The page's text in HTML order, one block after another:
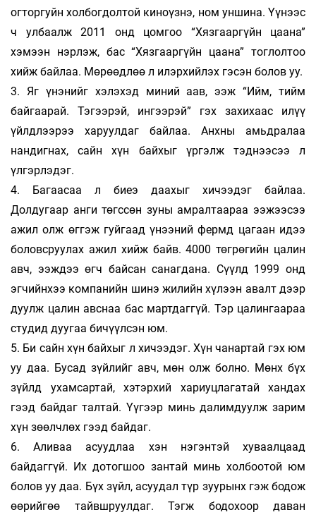
огторгуйн холбогдолтой киноүзнэ, ном уншина. Үүнээс
ч улбаалж 2011 онд цомгоо “Хязгааргүйн цаана”
хэмээн нэрлэж, бас “Хязгааргүйн цаана” тоглолтоо
хийж байлаа. Мөрөөдлөө л илэрхийлэх гэсэн болов уу.
3. Яг үнэнийг хэлэхэд миний аав, ээж “Ийм, тийм
байгаарай. Тэгээрэй, ингээрэй” гэх захихаас илүү
үйлдлээрээ харуулдаг байлаа. Анхны амьдралаа
нандигнах, сайн хүн байхыг үргэлж тэднээсээ л
үлгэрлэдэг.
4. Багаасаа л биеэ даахыг хичээдэг байлаа.
Долдугаар анги төгссөн зуны амралтаараа ээжээсээ
ажил олж өггэж гуйгаад үнээний фермд цагаан идээ
боловсруулах ажил хийж байв. 4000 төгрөгийн цалин
авч, ээждээ өгч байсан санагдана. Сүүлд 1999 онд
эгчийнхээ компанийн шинэ жилийн хүлээн авалт дээр
дуулж цалин авснаа бас мартдаггүй. Тэр цалингаараа
студид дуугаа бичүүлсэн юм.
5. Би сайн хүн байхыг л хичээдэг. Хүн чанартай гэх юм
уу даа. Бусад зүйлийг авч, мөн олж болно. Мөнх бүх
зүйлд ухамсартай, хэтэрхий хариуцлагатай хандах
гээд байдаг талтай. Үүгээр минь далимдуулж зарим
хүн зөөлчлөх гээд байдаг.
6. Аливаа асуудлаа хэн нэгэнтэй хуваалцаад
байдаггүй. Их дотогшоо зантай минь холбоотой юм
болов уу даа. Бүх зүйл, асуудал түр зуурынх гэж бодож
өөрийгөө тайвшруулдаг. Тэгж бодохоор даван